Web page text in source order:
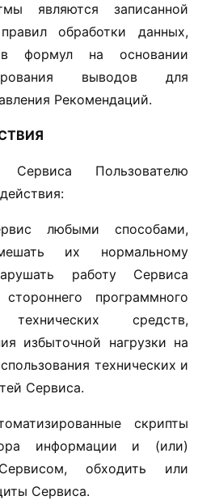
являются записанной
обработки данных,
формул на основании
выводов для
Рекомендаций.
Пользователю
любыми способами,
их нормальному
работу Сервиса
программного
средств,
избыточной нагрузки на
технических и
Сервиса.
скрипты
информации и (или)
обходить или
Сервиса.